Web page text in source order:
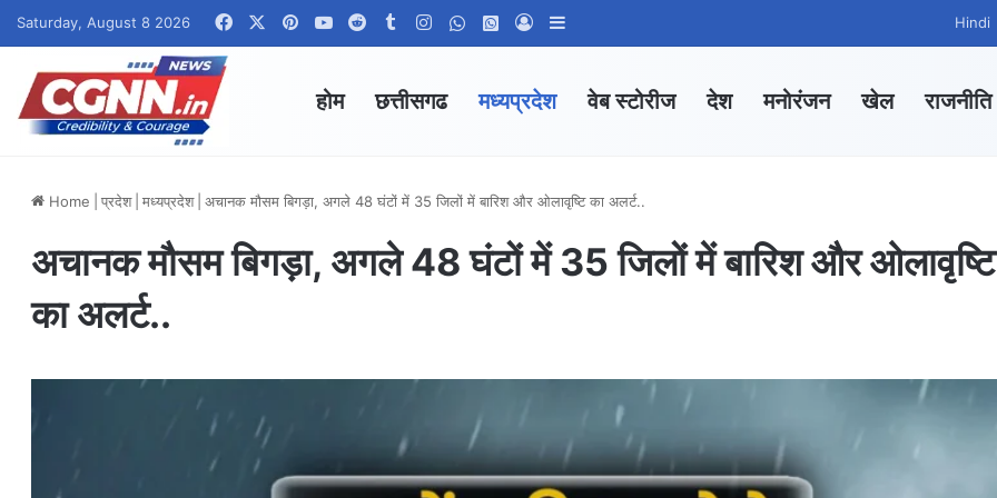
Saturday, August 8 2026 FacebookPinterestYouTubeRedditTumblrInstagramWhatsApp Channel
WhatsApp Group
Log In Hindi
होम छत्तीसगढ मध्यप्रदेश वेब स्टोरीज देश मनोरंजन खेल राजनीति
Home प्रदेश मध्यप्रदेश अचानक मौसम बिगड़ा, अगले 48 घंटों में 35 जिलों में बारिश और ओलावृष्टि का अलर्ट..
अचानक मौसम बिगड़ा, अगले 48 घंटों में 35 जिलों में बारिश और ओलावृष्टि
का अलर्ट..